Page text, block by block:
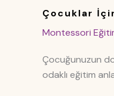
Çocuklar
Montessori
Çocuğunuzun
odaklı eğitim